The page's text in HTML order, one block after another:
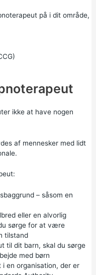
på i dit område,
ikke at have nogen
af mennesker med lidt
– såsom en
eller en alvorlig
sørge for at være
tilstand
til dit barn, skal du sørge
med børn
en organisation, der er